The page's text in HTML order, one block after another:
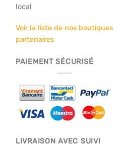
local
Voir la liste de nos boutiques
partenaires
PAIEMENT SÉCURISÉ
LIVRAISON AVEC SUIVI